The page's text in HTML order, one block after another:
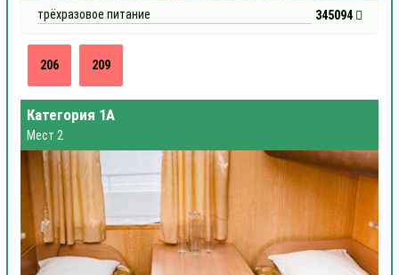
трёхразовое питание 345094
206 209
Категория 1А
Мест 2